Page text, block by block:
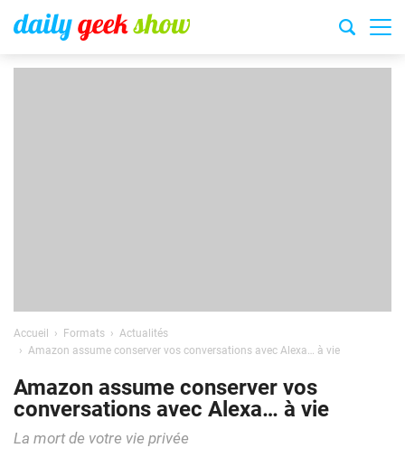
Accueil Formats
Actualités
Amazon assume conserver vos conversations avec Alexa… à vie
Amazon assume conserver vos
conversations avec Alexa… à vie
La mort de votre vie privée